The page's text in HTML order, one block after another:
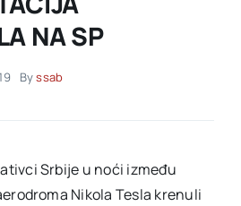
NA SP
Byssab
Srbije u noći između
Nikola Tesla krenuli